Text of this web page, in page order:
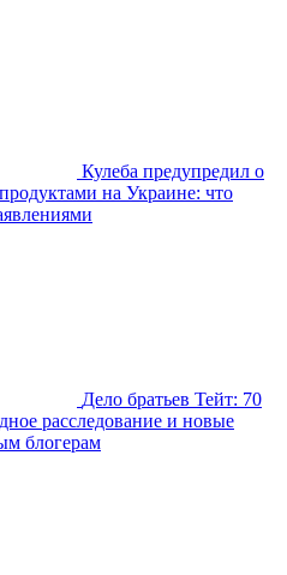
Кулеба предупредил о
на Украине: что
Дело братьев Тейт: 70
расследование и новые
блогерам